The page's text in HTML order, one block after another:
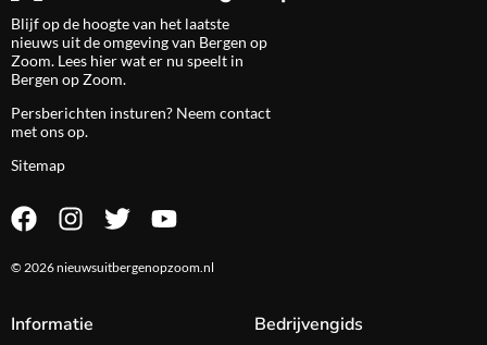
Blijf op de hoogte van het laatste
nieuws uit de omgeving van Bergen op
Zoom. Lees hier wat er nu speelt in
Bergen op Zoom.
Persberichten insturen? Neem contact
met ons op.
Sitemap
© 2026 nieuwsuitbergenopzoom.nl
Informatie Bedrijvengids